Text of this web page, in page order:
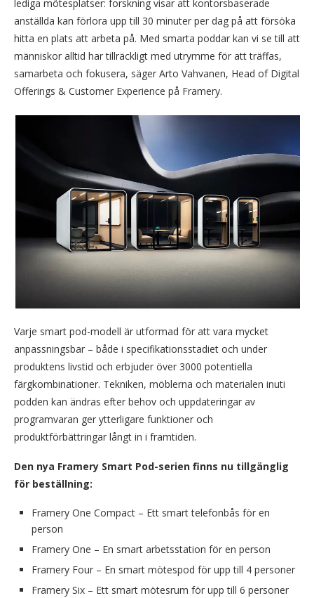
lediga mötesplatser: forskning visar att kontorsbaserade
anställda kan förlora upp till 30 minuter per dag på att försöka
hitta en plats att arbeta på. Med smarta poddar kan vi se till att
människor alltid har tillräckligt med utrymme för att träffas,
samarbeta och fokusera, säger Arto Vahvanen, Head of Digital
Offerings & Customer Experience på Framery.
Varje smart pod-modell är utformad för att vara mycket
anpassningsbar – både i specifikationsstadiet och under
produktens livstid och erbjuder över 3000 potentiella
färgkombinationer. Tekniken, möblerna och materialen inuti
podden kan ändras efter behov och uppdateringar av
programvaran ger ytterligare funktioner och
produktförbättringar långt in i framtiden.
Den nya Framery Smart Pod-serien finns nu tillgänglig
för beställning:
Framery One Compact – Ett smart telefonbås för en
person
Framery One – En smart arbetsstation för en person
Framery Four – En smart mötespod för upp till 4 personer
Framery Six – Ett smart mötesrum för upp till 6 personer